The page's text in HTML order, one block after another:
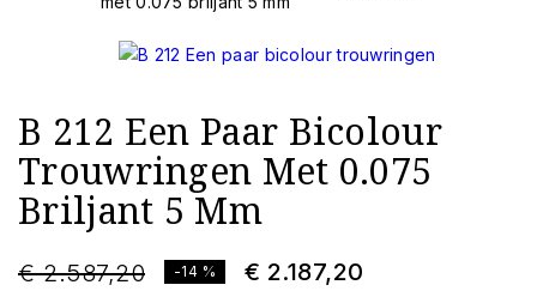
B 212 Een Paar Bicolour
Trouwringen Met 0.075
Briljant 5 Mm
€ 2.587,20 -14 % € 2.187,20